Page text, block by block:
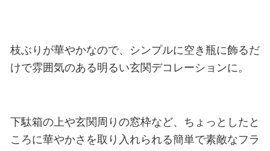
枝ぶりが華やかなので、シンプルに空き瓶に飾るだ
けで雰囲気のある明るい玄関デコレーションに。
下駄箱の上や玄関周りの窓枠など、ちょっとしたと
ころに華やかさを取り入れられる簡単で素敵なフラ